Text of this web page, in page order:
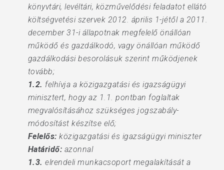
könyvtári, levéltári, közművelődési feladatot ellátó
költségvetési szervek 2012. április 1-jétől a 2011.
december 31-i állapotnak megfelelő önállóan
működő és gazdálkodó, vagy önállóan működő
gazdálkodási besorolásuk szerint működjenek
tovább;
1.2. felhívja a közigazgatási és igazságügyi
minisztert, hogy az 1.1. pontban foglaltak
megvalósításához szükséges jogszabály-
módosítást készítse elő;
Felelős: közigazgatási és igazságügyi miniszter
Határidő: azonnal
1.3. elrendeli munkacsoport megalakítását a